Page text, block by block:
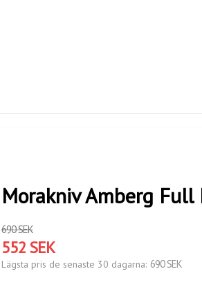
Morakniv Amberg
690 SEK
552 SEK
Lägsta pris de senaste 30 dagarna 690 SEK